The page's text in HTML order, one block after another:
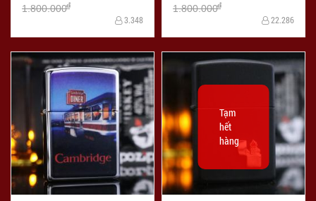
1.800.000đ
3.348
1.800.000đ
22.286
Tạm
hết
hàng